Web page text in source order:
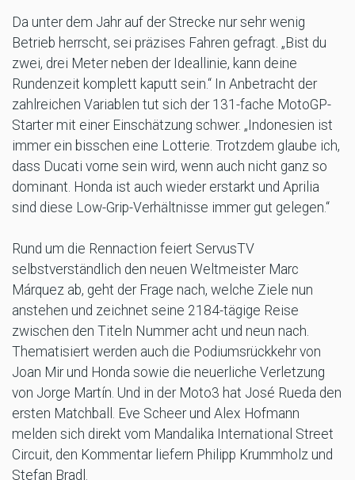
Da unter dem Jahr auf der Strecke nur sehr wenig
Betrieb herrscht, sei präzises Fahren gefragt. „Bist du
zwei, drei Meter neben der Ideallinie, kann deine
Rundenzeit komplett kaputt sein.“ In Anbetracht der
zahlreichen Variablen tut sich der 131-fache MotoGP-
Starter mit einer Einschätzung schwer. „Indonesien ist
immer ein bisschen eine Lotterie. Trotzdem glaube ich,
dass Ducati vorne sein wird, wenn auch nicht ganz so
dominant. Honda ist auch wieder erstarkt und Aprilia
sind diese Low-Grip-Verhältnisse immer gut gelegen.“
Rund um die Rennaction feiert ServusTV
selbstverständlich den neuen Weltmeister Marc
Márquez ab, geht der Frage nach, welche Ziele nun
anstehen und zeichnet seine 2184-tägige Reise
zwischen den Titeln Nummer acht und neun nach.
Thematisiert werden auch die Podiumsrückkehr von
Joan Mir und Honda sowie die neuerliche Verletzung
von Jorge Martín. Und in der Moto3 hat José Rueda den
ersten Matchball. Eve Scheer und Alex Hofmann
melden sich direkt vom Mandalika International Street
Circuit, den Kommentar liefern Philipp Krummholz und
Stefan Bradl.